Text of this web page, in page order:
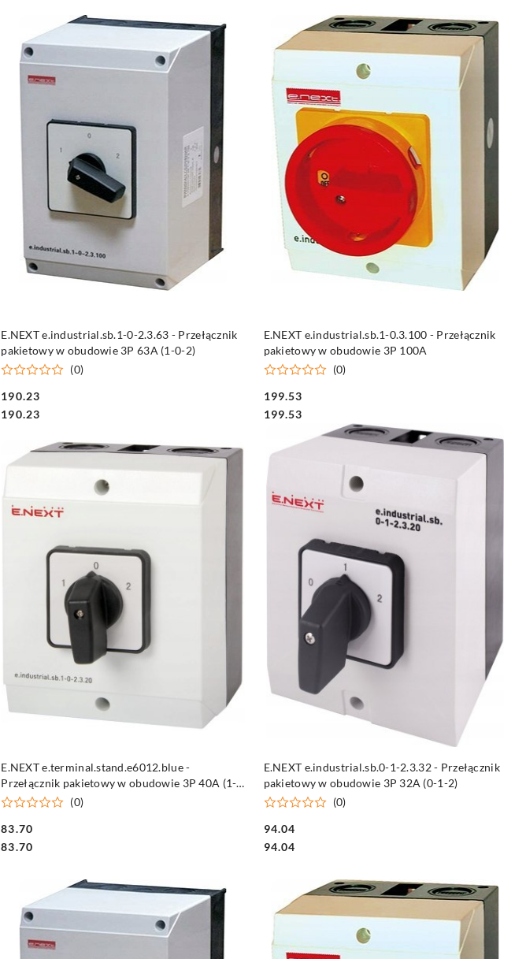
E.NEXT e.industrial.sb.1-0-2.3.63 - Przełącznik
pakietowy w obudowie 3P 63A (1-0-2)
(0)
Cena:
190.23
Cena:
190.23
E.NEXT e.industrial.sb.1-0.3.100 - Przełącznik
pakietowy w obudowie 3P 100A
(0)
Cena:
199.53
Cena:
199.53
E.NEXT e.terminal.stand.e6012.blue -
Przełącznik pakietowy w obudowie 3P 40A (1-
0-2)
(0)
Cena:
83.70
Cena:
83.70
E.NEXT e.industrial.sb.0-1-2.3.32 - Przełącznik
pakietowy w obudowie 3P 32A (0-1-2)
(0)
Cena:
94.04
Cena:
94.04